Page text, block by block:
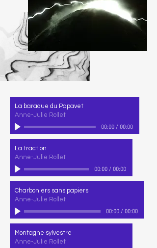
La baraque du Papavet
Anne-Julie Rollet
00:00/ 00:00
La traction
Anne-Julie Rollet
00:00/ 00:00
Charboniers sans papiers
Anne-Julie Rollet
00:00/ 00:00
Montagne sylvestre
Anne-Julie Rollet